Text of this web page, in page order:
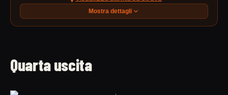
Mostra dettagli
Quarta uscita